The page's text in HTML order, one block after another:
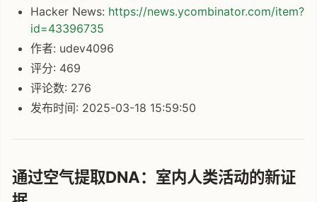
Hacker News: https://news.ycombinator.com/item?
id=43396735
作者: udev4096
评分: 469
评论数: 276
发布时间: 2025-03-18 15:59:50
通过空气提取DNA：室内人类活动的新证